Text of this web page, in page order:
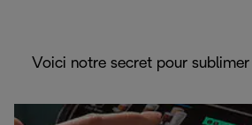
Voici notre secret pour